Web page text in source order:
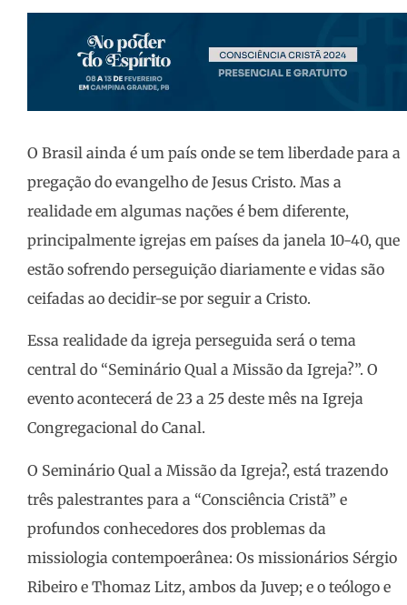
O Brasil ainda é um país onde se tem liberdade para a
pregação do evangelho de Jesus Cristo. Mas a
realidade em algumas nações é bem diferente,
principalmente igrejas em países da janela 10-40, que
estão sofrendo perseguição diariamente e vidas são
ceifadas ao decidir-se por seguir a Cristo.
Essa realidade da igreja perseguida será o tema
central do “Seminário Qual a Missão da Igreja?”. O
evento acontecerá de 23 a 25 deste mês na Igreja
Congregacional do Canal.
O Seminário Qual a Missão da Igreja?, está trazendo
três palestrantes para a “Consciência Cristã” e
profundos conhecedores dos problemas da
missiologia contempoerânea: Os missionários Sérgio
Ribeiro e Thomaz Litz, ambos da Juvep; e o teólogo e